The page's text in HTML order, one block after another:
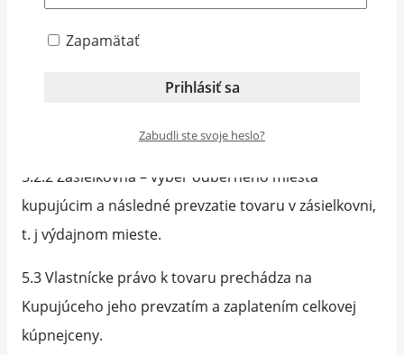
5.2.1 Kuriér – doručenie kuriérom na uvedenú
prípadne doručenie Slovenskou poštou..
5.2.2 Zásielkovňa – výber odberného miesta
kupujúcim a následné prevzatie tovaru v zásielkovni,
t. j výdajnom mieste.
5.3 Vlastnícke právo k tovaru prechádza na
Kupujúceho jeho prevzatím a zaplatením celkovej
kúpnejceny.
Zapamätať
Zabudli ste svoje heslo?